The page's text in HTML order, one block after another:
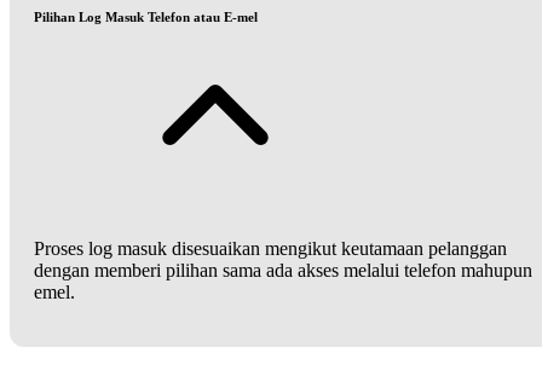
Pilihan Log Masuk Telefon atau E-mel
Proses log masuk disesuaikan mengikut keutamaan pelanggan
dengan memberi pilihan sama ada akses melalui telefon mahupun
emel.